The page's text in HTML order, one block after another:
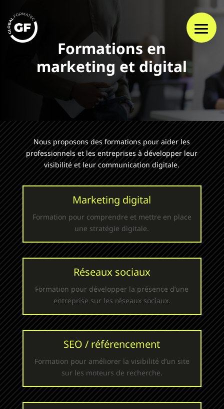
Formations en
marketing et digital
Nous proposons des formations pour aider les
professionnels et les entreprises à développer leur
visibilité et leur communication digitale.
Marketing digital
Formation pour comprendre et mettre en place
une stratégie digitale.
Réseaux sociaux
Formation pour développer la présence d’une
entreprise sur les réseaux sociaux.
SEO / référencement
Formation pour améliorer la visibilité d’un site
sur les moteurs de recherche.